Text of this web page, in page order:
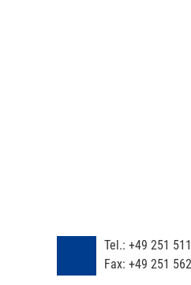
Tel.: +49 251
Fax: +49 251